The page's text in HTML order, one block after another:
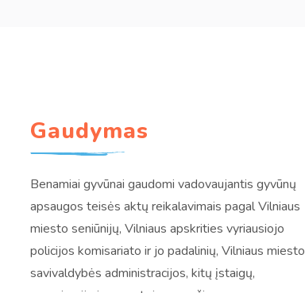
Gaudymas
Benamiai gyvūnai gaudomi vadovaujantis gyvūnų
apsaugos teisės aktų reikalavimais pagal Vilniaus
miesto seniūnijų, Vilniaus apskrities vyriausiojo
policijos komisariato ir jo padalinių, Vilniaus miesto
savivaldybės administracijos, kitų įstaigų,